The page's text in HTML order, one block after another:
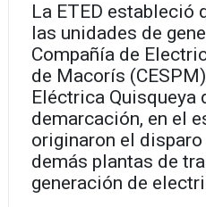
La ETED estableció
las unidades de
Compañía de
de Macorís
Eléctrica Quisqueya
demarcación, en el
originaron el
demás plantas de
generación de